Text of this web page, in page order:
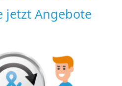
jetzt Angebote